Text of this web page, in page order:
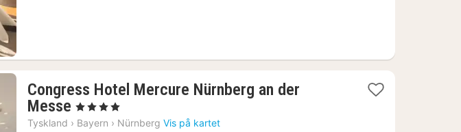
Congress Hotel Mercure Nürnberg an der
Messe 1
natt
, 4 Stjerner
Tyskland › Bayern › Nürnberg Vis på kartet